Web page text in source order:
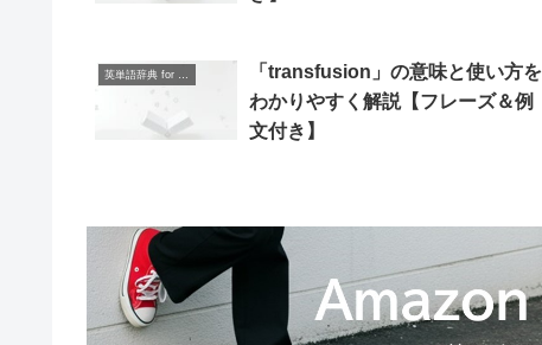
英単語辞典 for Beginners
「transfusion」の意味と使い方を
わかりやすく解説【フレーズ＆例
文付き】